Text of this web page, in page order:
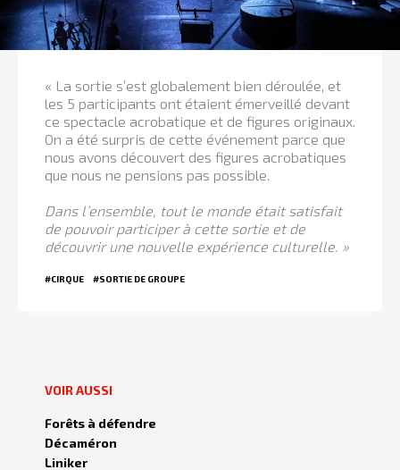
« La sortie s’est globalement bien déroulée, et
les 5 participants ont étaient émerveillé devant
ce spectacle acrobatique et de figures originaux.
On a été surpris de cette événement parce que
nous avons découvert des figures acrobatiques
que nous ne pensions pas possible.
Dans l’ensemble, tout le monde était satisfait
de pouvoir participer à cette sortie et de
découvrir une nouvelle expérience culturelle. »
#CIRQUE #SORTIE DE GROUPE
VOIR AUSSI
Forêts à défendre
Décaméron
Liniker